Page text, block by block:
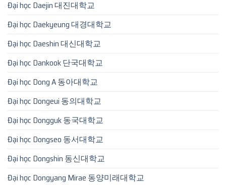
Đại học Daejin 대진대학교
Đại học Daekyeung 대경대학교
Đại học Daeshin 대신대학교
Đại học Dankook 단국대학교
Đại học Dong A 동아대학교
Đại học Dongeui 동의대학교
Đại học Dongguk 동국대학교
Đại học Dongseo 동서대학교
Đại học Dongshin 동신대학교
Đại học Dongyang Mirae 동양미래대학교